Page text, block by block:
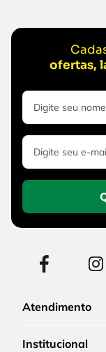
ofertas,
Atendimento
Institucional